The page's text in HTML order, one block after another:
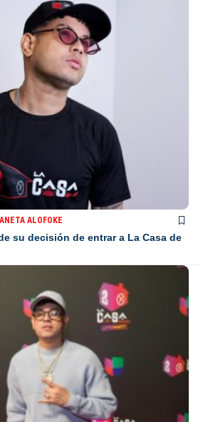
ALOFOKE
su decisión de entrar a La Casa de